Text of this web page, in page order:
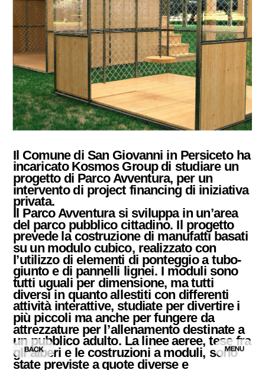
Il Comune di San Giovanni in Persiceto ha
incaricato Kosmos Group di studiare un
progetto di Parco Avventura, per un
intervento di project financing di iniziativa
privata.
Il Parco Avventura si sviluppa in un’area
del parco pubblico cittadino. Il progetto
prevede la costruzione di manufatti basati
su un modulo cubico, realizzato con
l’utilizzo di elementi di ponteggio a tubo-
giunto e di pannelli lignei. I moduli sono
tutti uguali per dimensione, ma tutti
diversi in quanto allestiti con differenti
attività interattive, studiate per divertire i
più piccoli ma anche per fungere da
attrezzature per l’allenamento destinate a
un pubblico adulto. La linee aeree, tese fra
gli alberi e le costruzioni a moduli, sono
state previste a quote diverse e